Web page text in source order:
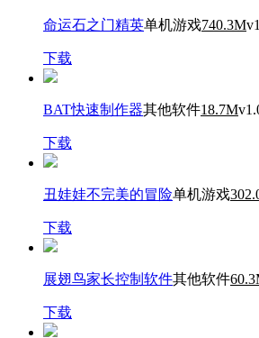
命运石之门精英单机游戏740.3M
下载
BAT快速制作器其他软件18.7M
下载
丑娃娃不完美的冒险单机游戏
下载
展翅鸟家长控制软件其他软件
下载